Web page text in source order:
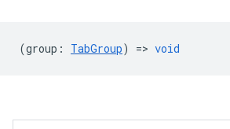
(group : TabGroup) => void